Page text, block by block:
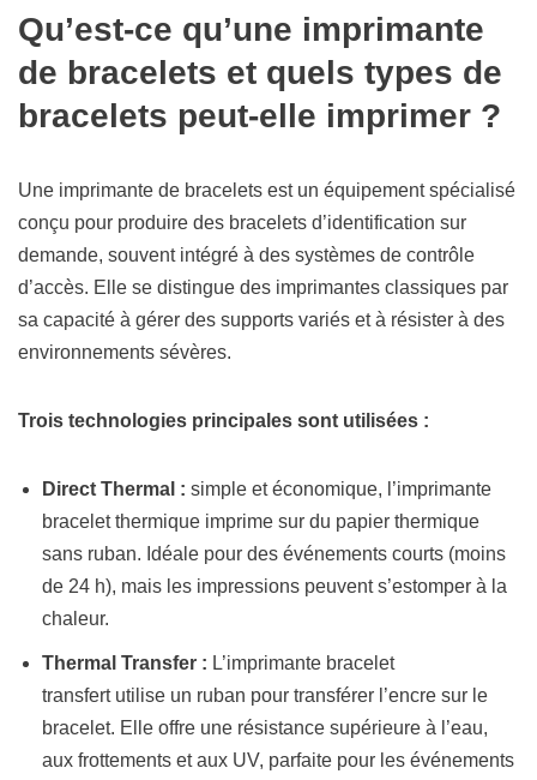
Qu’est-ce qu’une imprimante
de bracelets et quels types de
bracelets peut-elle imprimer ?
Une imprimante de bracelets est un équipement spécialisé
conçu pour produire des bracelets d’identification sur
demande, souvent intégré à des systèmes de contrôle
d’accès. Elle se distingue des imprimantes classiques par
sa capacité à gérer des supports variés et à résister à des
environnements sévères.
Trois technologies principales sont utilisées :
Direct Thermal : simple et économique, l’imprimante
bracelet thermique imprime sur du papier thermique
sans ruban. Idéale pour des événements courts (moins
de 24 h), mais les impressions peuvent s’estomper à la
chaleur.
Thermal Transfer : L’imprimante bracelet
transfert utilise un ruban pour transférer l’encre sur le
bracelet. Elle offre une résistance supérieure à l’eau,
aux frottements et aux UV, parfaite pour les événements